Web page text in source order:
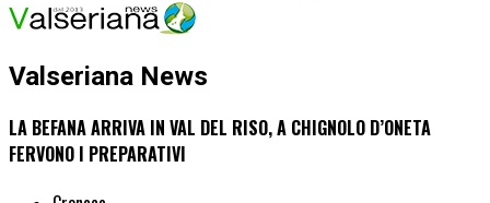
Valseriana News
LA BEFANA ARRIVA IN VAL DEL RISO, A CHIGNOLO D’ONETA
FERVONO I PREPARATIVI